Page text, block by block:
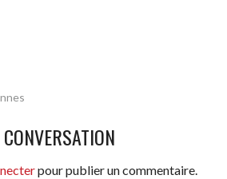
pour publier un commentaire.